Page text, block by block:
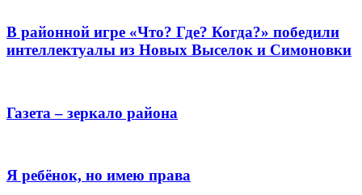
В районной игре «Что? Где? Когда?» победили
интеллектуалы из Новых Выселок и Симоновки
Газета – зеркало района
Я ребёнок, но имею права